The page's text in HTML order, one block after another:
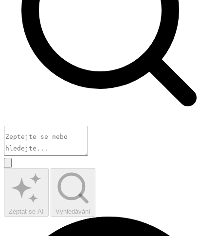
Zeptat se AI Vyhledávání